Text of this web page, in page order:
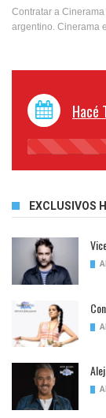
Contratar a
argentino. Cinerama
Hacé
EXCLUSIVOS